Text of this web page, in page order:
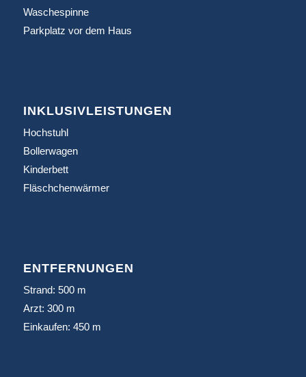
Waschespinne
Parkplatz vor dem Haus
INKLUSIVLEISTUNGEN
Hochstuhl
Bollerwagen
Kinderbett
Fläschchenwärmer
ENTFERNUNGEN
Strand: 500 m
Arzt: 300 m
Einkaufen: 450 m